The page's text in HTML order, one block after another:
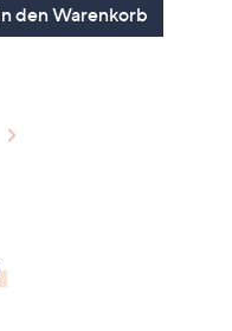
den Warenkorb